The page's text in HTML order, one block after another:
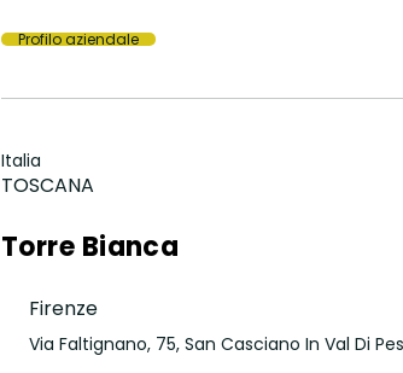
Profilo aziendale
Italia
TOSCANA
Torre Bianca
Firenze
Via Faltignano, 75, San Casciano In Val Di